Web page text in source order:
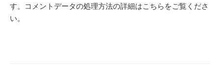
す。 コメントデータの処理方法の詳細はこちらをご覧くださ
い。